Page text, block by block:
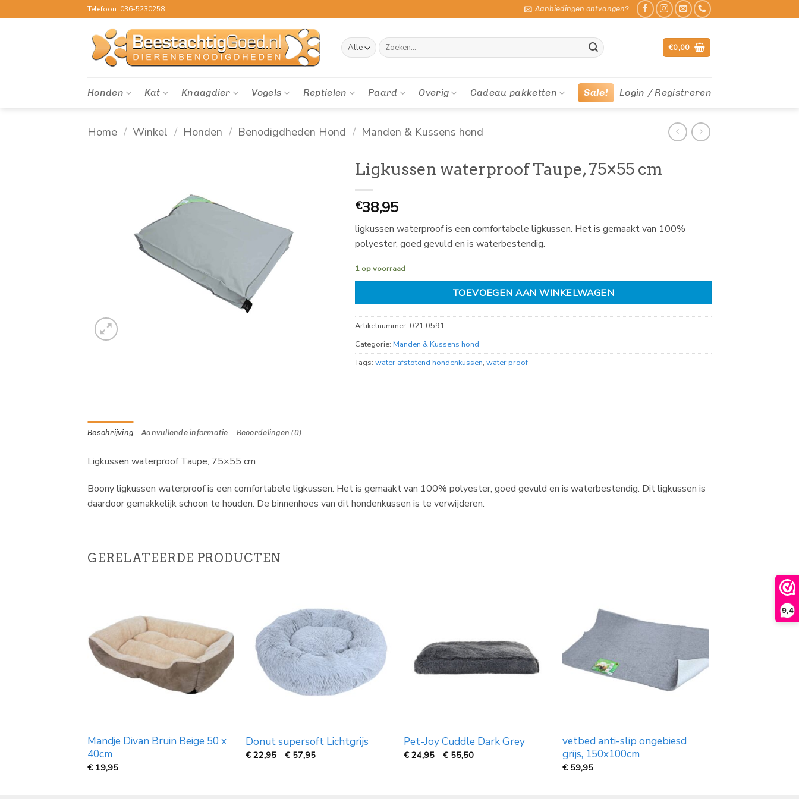
9,4
naar
Telefoon: 036-5230258 Aanbiedingen ontvangen?
Zoeken
naar:
€0,00
Honden Kat Knaagdier Vogels Reptielen Paard Overig Cadeau pakketten Sale! Login / Registreren
Home / Winkel / Honden / Benodigdheden Hond / Manden & Kussens hond
Ligkussen waterproof Taupe, 75×55 cm
€38,95
ligkussen waterproof is een comfortabele ligkussen. Het is gemaakt van 100%
polyester, goed gevuld en is waterbestendig.
1 op voorraad
TOEVOEGEN AAN WINKELWAGEN
Artikelnummer: 021 0591
Categorie: Manden & Kussens hond
Tags: water afstotend hondenkussen, water proof
Beschrijving Aanvullende informatie Beoordelingen (0)
Ligkussen waterproof Taupe, 75×55 cm
Boony ligkussen waterproof is een comfortabele ligkussen. Het is gemaakt van 100% polyester, goed gevuld en is waterbestendig. Dit ligkussen is
daardoor gemakkelijk schoon te houden. De binnenhoes van dit hondenkussen is te verwijderen.
GERELATEERDE PRODUCTEN
Mandje Divan Bruin Beige 50 x
40cm
€ 19,95
Donut supersoft Lichtgrijs
€22,95 - € 57,95Prijsklasse:
57,95
Pet-Joy Cuddle Dark Grey
€24,95 - € 55,50Prijsklasse:
55,50
vetbed anti-slip ongebiesd
grijs, 150x100cm
€ 59,95